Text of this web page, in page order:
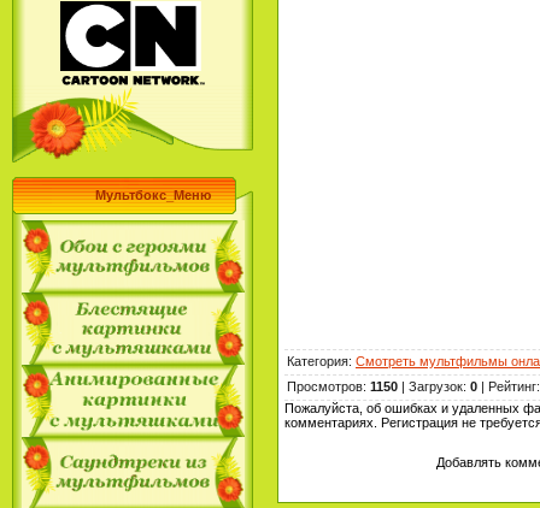
Мультбокс_Меню
Категория: Смотреть мультфильмы
Просмотров: 1150 | Загрузок: 0 | Рейтинг
Пожалуйста, об ошибках и удаленных
комментариях. Регистрация не
Добавлять